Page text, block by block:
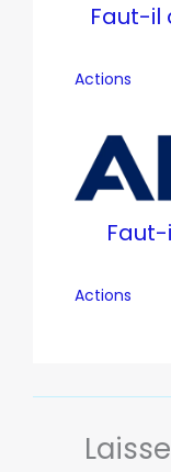
Faut-il
Actions
Actions